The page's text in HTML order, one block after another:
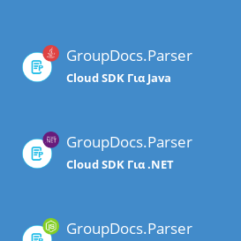
GroupDocs.Parser
Cloud SDK Για Java
GroupDocs.Parser
Cloud SDK Για .NET
GroupDocs.Parser